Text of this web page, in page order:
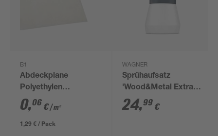
B1
Abdeckplane
Polyethylen
transparent 4 x 5 m
0,06 €/ m²
1,29 € / Pack
WAGNER
Sprühaufsatz
'Wood&Metal Extra
Standard' 800 ml
24,99 €